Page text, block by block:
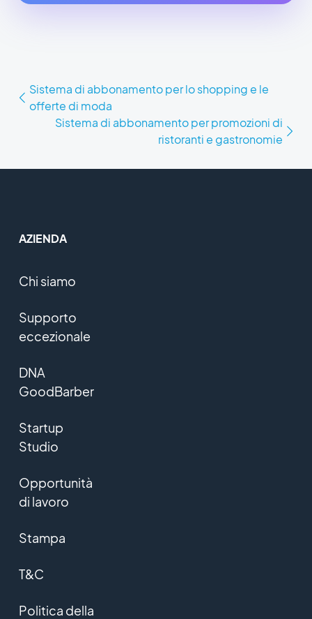
Sistema di abbonamento per lo shopping e le
offerte di moda
Sistema di abbonamento per promozioni di
ristoranti e gastronomie
AZIENDA
Chi siamo
Supporto
eccezionale
DNA
GoodBarber
Startup
Studio
Opportunità
di lavoro
Stampa
T&C
Politica della